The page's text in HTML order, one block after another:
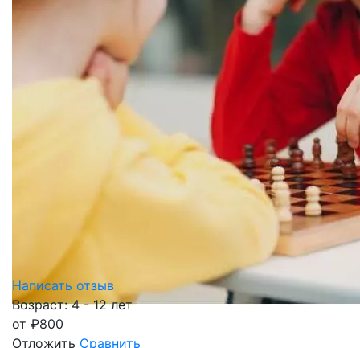
Написать отзыв
Возраст: 4 - 12 лет
от ₽800
Отложить Сравнить